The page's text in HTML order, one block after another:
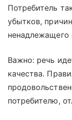
Потребитель
убытков,
ненадлежащего
Важно: речь
качества.
потребителю,